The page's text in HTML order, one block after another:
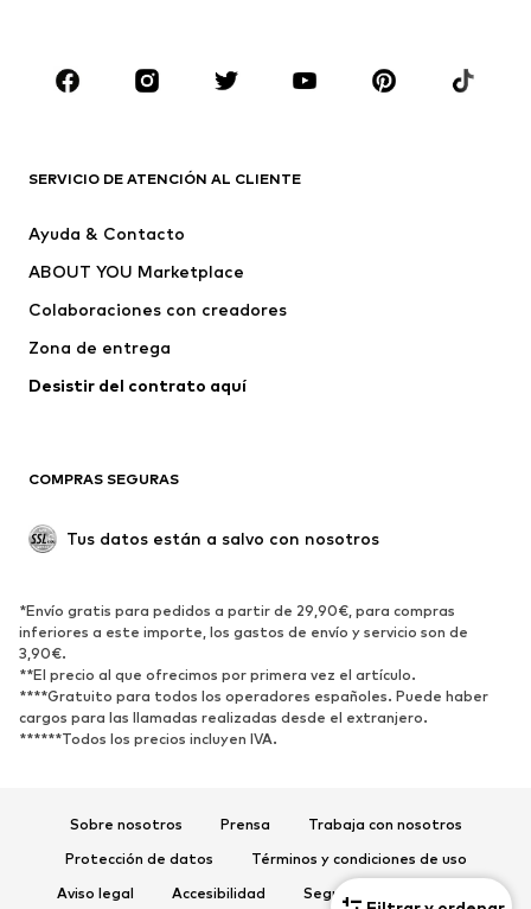
MARCAS
PUMA
ADIDAS SPORTSWEAR
BARROW
SERVICIO DE ATENCIÓN AL CLIENTE
Ayuda & Contacto
ABOUT YOU Marketplace
Colaboraciones con creadores
Zona de entrega
Desistir del contrato aquí
COMPRAS SEGURAS
Tus datos están a salvo con nosotros
*Envío gratis para pedidos a partir de 29,90€, para compras
inferiores a este importe, los gastos de envío y servicio son de
3,90€.
**El precio al que ofrecimos por primera vez el artículo.
****Gratuito para todos los operadores españoles. Puede haber
cargos para las llamadas realizadas desde el extranjero.
******Todos los precios incluyen IVA.
Sobre nosotros Prensa
Trabaja con nosotros
Protección de datos
Términos y condiciones de uso
Aviso legal
Accesibilidad Seguridad del producto